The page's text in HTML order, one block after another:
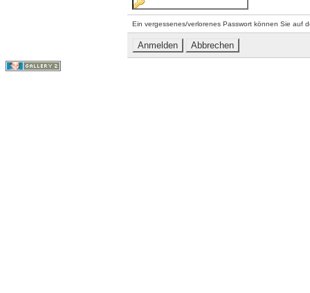
Ein vergessenes/verlorenes Passwort können Sie auf